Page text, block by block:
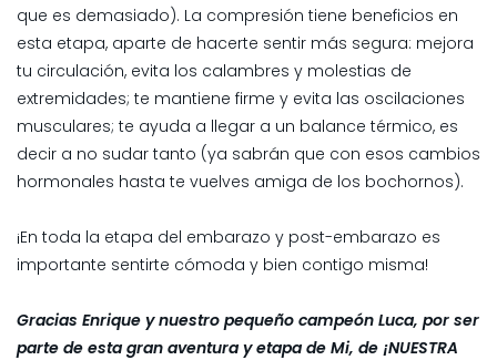
que es demasiado). La compresión tiene beneficios en
esta etapa, aparte de hacerte sentir más segura: mejora
tu circulación, evita los calambres y molestias de
extremidades; te mantiene firme y evita las oscilaciones
musculares; te ayuda a llegar a un balance térmico, es
decir a no sudar tanto (ya sabrán que con esos cambios
hormonales hasta te vuelves amiga de los bochornos).
¡En toda la etapa del embarazo y post-embarazo es
importante sentirte cómoda y bien contigo misma!
Gracias Enrique y nuestro pequeño campeón Luca, por ser
parte de esta gran aventura y etapa de Mi, de ¡NUESTRA